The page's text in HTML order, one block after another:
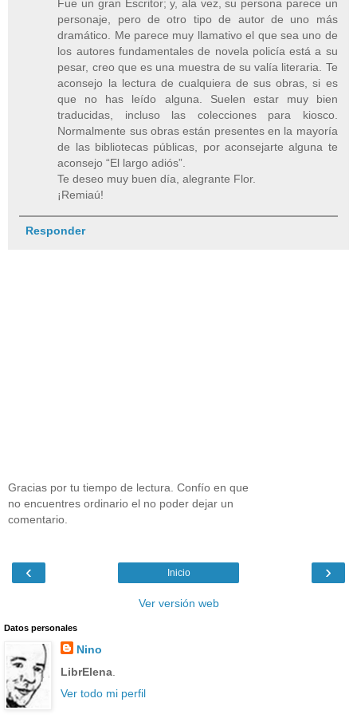
Fue un gran Escritor; y, ala vez, su persona parece un
personaje, pero de otro tipo de autor de uno más
dramático. Me parece muy llamativo el que sea uno de
los autores fundamentales de novela policía está a su
pesar, creo que es una muestra de su valía literaria. Te
aconsejo la lectura de cualquiera de sus obras, si es
que no has leído alguna. Suelen estar muy bien
traducidas, incluso las colecciones para kiosco.
Normalmente sus obras están presentes en la mayoría
de las bibliotecas públicas, por aconsejarte alguna te
aconsejo “El largo adiós”.
Te deseo muy buen día, alegrante Flor.
¡Remiaú!
Responder
Gracias por tu tiempo de lectura. Confío en que
no encuentres ordinario el no poder dejar un
comentario.
‹ ›
Inicio
Ver versión web
Datos personales
Nino
LibrElena.
Ver todo mi perfil